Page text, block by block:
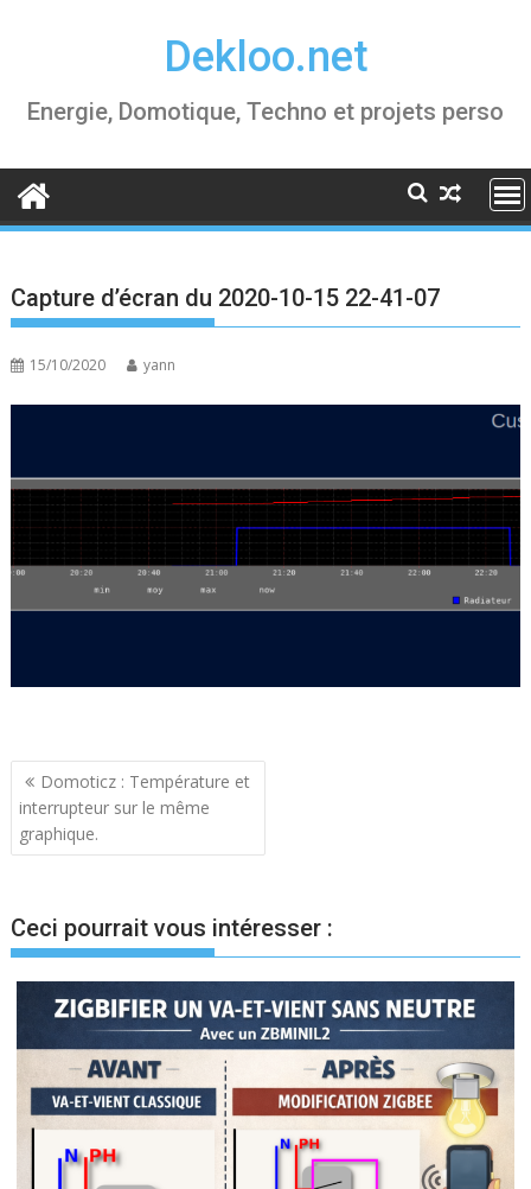
Dekloo.net
Energie, Domotique, Techno et projets perso
Capture d’écran du 2020-10-15 22-41-07
15/10/2020 yann
Navigation
de
l’article
Domoticz : Température et
interrupteur sur le même
graphique.
Ceci pourrait vous intéresser :